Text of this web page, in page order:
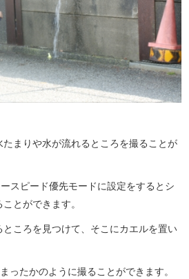
まりや水が流れるところを撮ることが
スピード優先モードに設定をするとシ
とができます。
ころを見つけて、そこにカエルを置い
ったかのように撮ることができます。